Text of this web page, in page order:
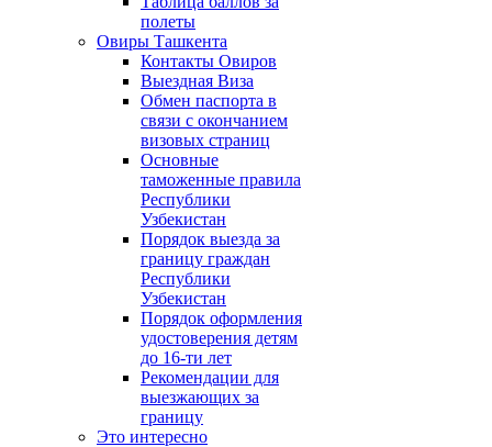
полеты
Овиры Ташкента
Контакты Овиров
Выездная Виза
Обмен паспорта в
связи с окончанием
визовых страниц
Основные
таможенные правила
Республики
Узбекистан
Порядок выезда за
границу граждан
Республики
Узбекистан
Порядок оформления
удостоверения детям
до 16-ти лет
Рекомендации для
выезжающих за
границу
Это интересно